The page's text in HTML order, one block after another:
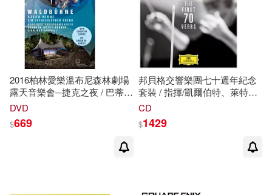
Domas, La Scola (3CD))
2016柏林愛樂溫布尼森林劇場
露天音樂會─捷克之夜 / 巴蒂雅
許薇莉〈小提琴〉亞尼克.聶澤-
(Waldbühne – Czech Night /
DVD
$669
邦貝格交響樂團七十週年紀念
套裝 / 指揮/凱爾伯特、萊特
納、克勞斯、辛諾波里、史
(Bamberg Symphony / The
CD
$1429